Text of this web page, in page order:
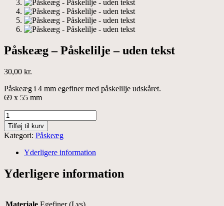
Påskeæg – Påskelilje – uden tekst
30,00 kr.
Påskeæg i 4 mm egefiner med påskelilje udskåret.
69 x 55 mm
Påskeæg
-
Påskelilje
-
uden
antal
Tilføj til kurv
Kategori: Påskeæg
Yderligere information
Yderligere information
Materiale Egefiner (Lys)